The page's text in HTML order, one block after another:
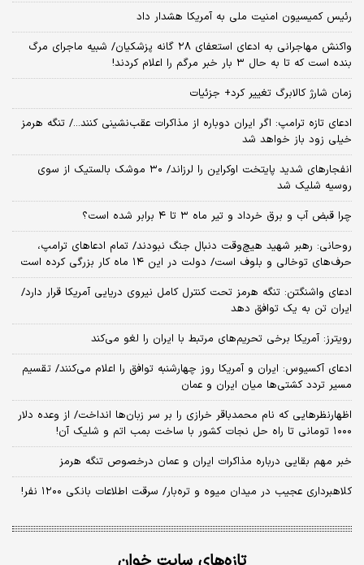
رئیس کمیسیون امنیت ملی به آمریکا هشدار داد
واکنش مهاجرانی به ادعای استعفای ۲۸ گانه پزشکیان/ شبیه ماجرای مرگ
بنده است که تا به حال ۳ بار خبر مرگم را اعلام کردند!
زمان شارژ کالابرگ تغییر کرد+ جزئیات
ادعای تازه ترامپ: اگر ایران دوباره از مذاکرات عقب‌نشینی کنند.../ تنگه هرمز
خیلی زود باز خواهد شد
انفجارهای شدید پایتخت اوکراین را لرزاند/ ۳۰ موشک بالستیک از سوی
روسیه شلیک شد
چرا قبض آب و برق خرداد و تیر ماه ۳ تا ۴ برابر شده است؟
روحانی: رهبر شهید هیچ‌وقت دنبال جنگ نبودند/ تمام ادعاهای ترامپ،
حرف‌های توخالی و بلوف است/ دولت در این ۱۴ ماه کار بزرگی کرده است
ادعای واشنگتن: تنگه هرمز تحت کنترل کامل نیروی دریایی آمریکا قرار دارد/
ایران تن به یک توافق دهد
رویترز: آمریکا برخی تحریم‌های مرتبط با ایران را لغو می‌کند
ادعای آکسیوس: ایران و آمریکا روز چهارشنبه توافق را اعلام می‌کنند/ تقسیم
مسیر تردد کشتی‌ها میان ایران و عمان
اظهارنظرهایی که نام محمدباقر خرازی را بر سر زبان‌ها انداخت/ از وعده دلار
۱۰۰۰ تومانی تا راه حل نجات کشور با ساخت بمب اتم و شلیک آن!
خبر مهم بقایی درباره مذاکرات ایران و عمان درخصوص تنگه هرمز
کلاهبرداری عجیب در میدان میوه و تره‌بار/ سرقت اطلاعات بانکی ۱۲۰۰ نفر!